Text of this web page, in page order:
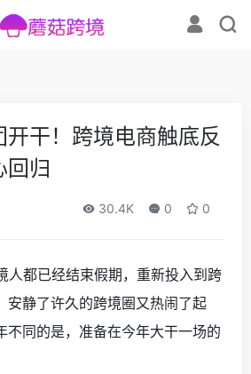
开干！跨境电商触底反
回归
30.4K 0 0
人都已经结束假期，重新投入到跨
安静了许久的跨境圈又热闹了起
不同的是，准备在今年大干一场的